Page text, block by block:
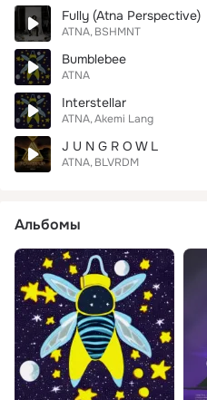
Fully (Atna Perspective)
ATNA BSHMNT
Bumblebee
ATNA
Interstellar
ATNA Akemi Lang
J U N G R O W L
ATNA BLVRDM
Альбомы